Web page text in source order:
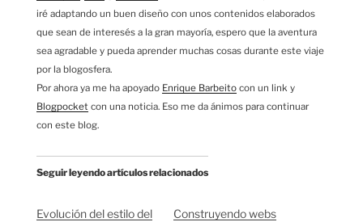
iré adaptando un buen diseño con unos contenidos elaborados
que sean de interesés a la gran mayoría, espero que la aventura
sea agradable y pueda aprender muchas cosas durante este viaje
por la blogosfera.
Por ahora ya me ha apoyado Enrique Barbeito con un link y
Blogpocket con una noticia. Eso me da ánimos para continuar
con este blog.
Seguir leyendo artículos relacionados
Evolución del estilo del
Construyendo webs